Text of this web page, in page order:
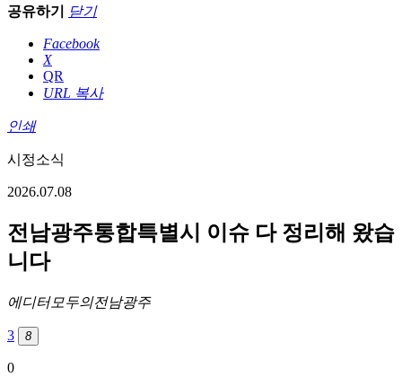
공유하기
닫기
Facebook
X
QR
URL 복사
인쇄
시정소식
2026.07.08
전남광주통합특별시 이슈 다 정리해 왔습
니다
에디터모두의전남광주
3 8
0